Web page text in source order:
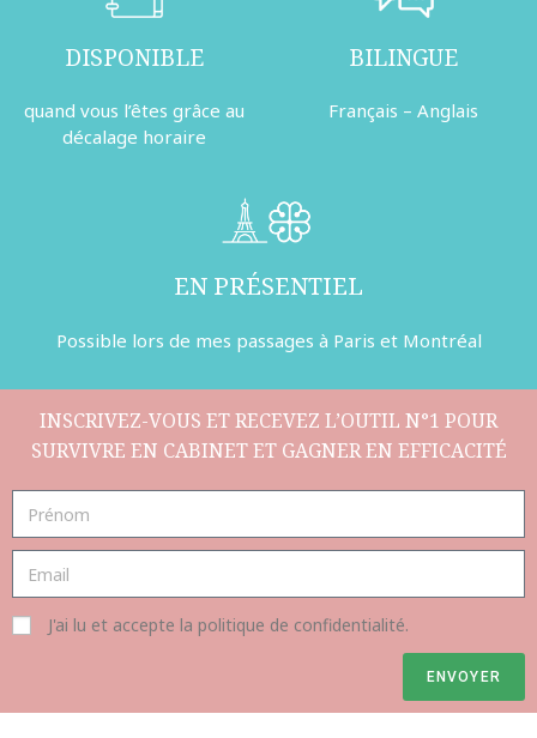
DISPONIBLE
quand vous l’êtes grâce au
décalage horaire
BILINGUE
Français – Anglais
EN PRÉSENTIEL
Possible lors de mes passages à Paris et Montréal
INSCRIVEZ-VOUS ET RECEVEZ L’OUTIL N°1 POUR
SURVIVRE EN CABINET ET GAGNER EN EFFICACITÉ
J'ai lu et accepte la politique de confidentialité.
ENVOYER